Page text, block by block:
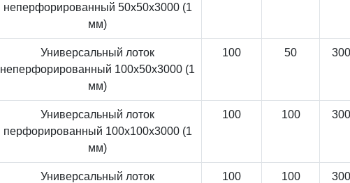
неперфорированный 50x50x3000 (1
мм)
Универсальный лоток
неперфорированный 100x50x3000 (1
мм)
100 50
Универсальный лоток
перфорированный 100x100x3000 (1
мм)
100 100
Универсальный лоток
100 100